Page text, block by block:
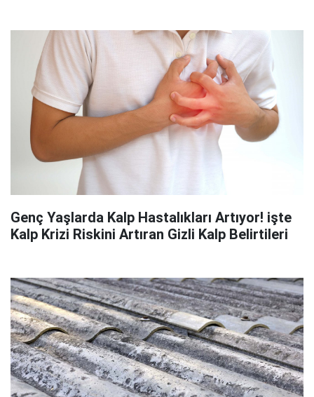
Genç Yaşlarda Kalp Hastalıkları Artıyor! işte
Kalp Krizi Riskini Artıran Gizli Kalp Belirtileri